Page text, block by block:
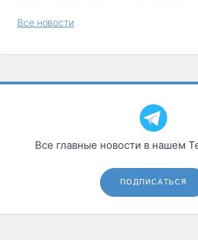
Все новости
Все главные новости в нашем
ПОДПИСАТЬСЯ